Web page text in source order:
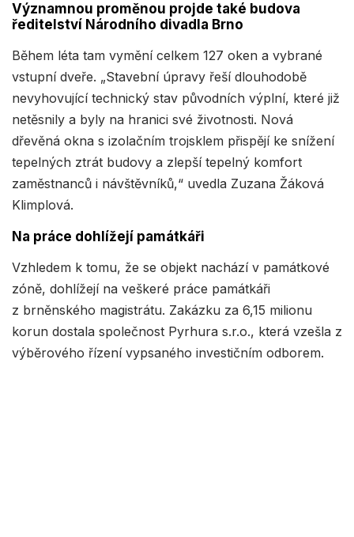
Významnou proměnou projde také budova
ředitelství Národního divadla Brno
Během léta tam vymění celkem 127 oken a vybrané
vstupní dveře. „Stavební úpravy řeší dlouhodobě
nevyhovující technický stav původních výplní, které již
netěsnily a byly na hranici své životnosti. Nová
dřevěná okna s izolačním trojsklem přispějí ke snížení
tepelných ztrát budovy a zlepší tepelný komfort
zaměstnanců i návštěvníků,“ uvedla Zuzana Žáková
Klimplová.
Na práce dohlížejí památkáři
Vzhledem k tomu, že se objekt nachází v památkové
zóně, dohlížejí na veškeré práce památkáři
z brněnského magistrátu. Zakázku za 6,15 milionu
korun dostala společnost Pyrhura s.r.o., která vzešla z
výběrového řízení vypsaného investičním odborem.